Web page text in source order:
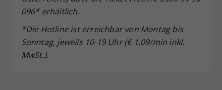
096* erhältlich.
*Die Hotline ist erreichbar von Montag bis
Sonntag, jeweils 10-19 Uhr (€ 1,09/min inkl.
MwSt.).